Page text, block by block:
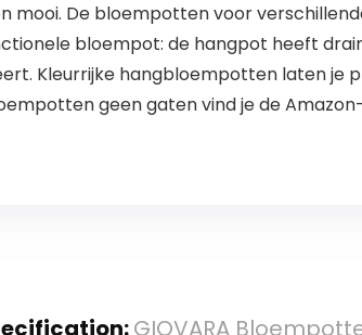
mooi. De bloempotten voor
bloempot: de hangpot heeft
Kleurrijke hangbloempotten laten je
geen gaten vind je de Amazon-
GIOVARA